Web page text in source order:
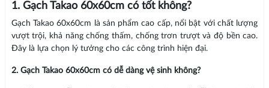
1. Gạch Takao 60x60cm có tốt không?
Gạch Takao 60x60cm là sản phẩm cao cấp, nổi bật với chất lượng
vượt trội, khả năng chống thấm, chống trơn trượt và độ bền cao.
Đây là lựa chọn lý tưởng cho các công trình hiện đại.
2. Gạch Takao 60x60cm có dễ dàng vệ sinh không?